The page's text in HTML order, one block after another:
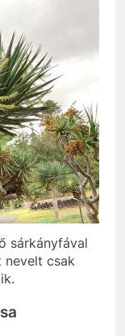
sárkányfával
nevelt csak